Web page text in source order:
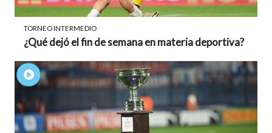
TORNEO INTERMEDIO
¿Qué dejó el fin de semana en materia deportiva?